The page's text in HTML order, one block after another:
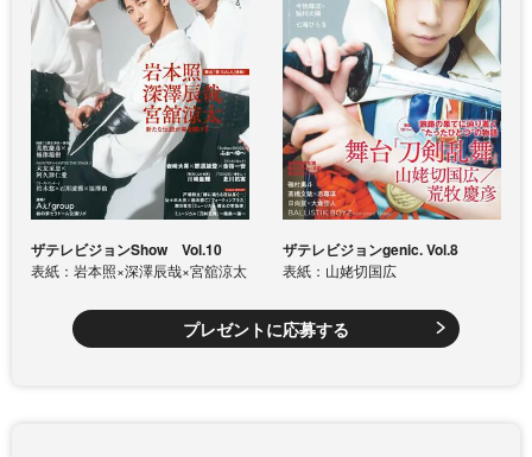
ザテレビジョンShow Vol.10
表紙：岩本照×深澤辰哉×宮舘涼太
ザテレビジョンgenic. Vol.8
表紙：山姥切国広
プレゼントに応募する